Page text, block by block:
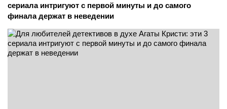
сериала интригуют с первой минуты и до самого
финала держат в неведении